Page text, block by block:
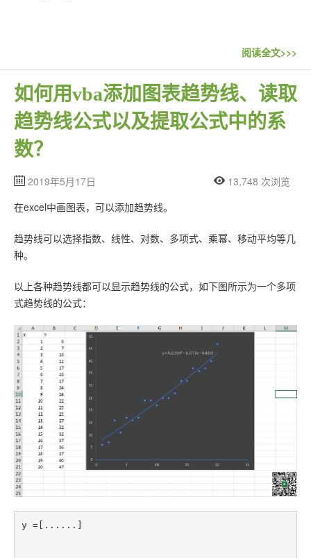
阅读全文>>>
如何用vba添加图表趋势线、读取
趋势线公式以及提取公式中的系
数？
2019年5月17日
13,748 次浏览
在excel中画图表，可以添加趋势线。
趋势线可以选择指数、线性、对数、多项式、乘幂、移动平均等几
种。
以上各种趋势线都可以显示趋势线的公式，如下图所示为一个多项
式趋势线的公式：
y =[......]